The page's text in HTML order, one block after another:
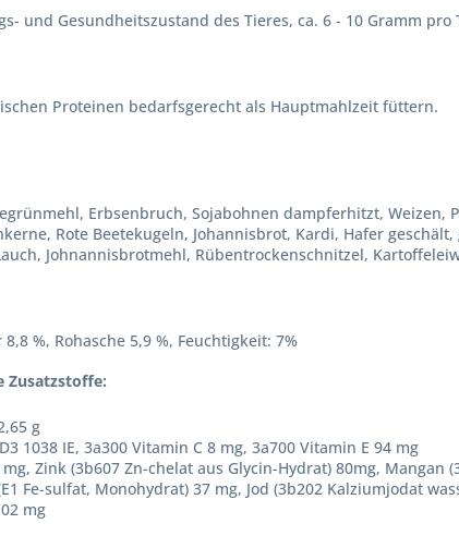
und Gesundheitszustand des Tieres, ca. 6 - 10 Gramm pro
Proteinen bedarfsgerecht als Hauptmahlzeit füttern.
Erbsenbruch, Sojabohnen dampferhitzt,
Rote Beetekugeln, Johannisbrot, Kardi, Hafer
Johnannisbrotmehl, Rübentrockenschnitzel,
%, Rohasche 5,9 %, Feuchtigkeit: 7%
Zusatzstoffe:
g
1038 IE, 3a300 Vitamin C 8 mg, 3a700 Vitamin E 94 mg
Zink (3b607 Zn-chelat aus Glycin-Hydrat) 80mg, Mangan
Fe-sulfat, Monohydrat) 37 mg, Jod (3b202 Kalziumjodat
mg